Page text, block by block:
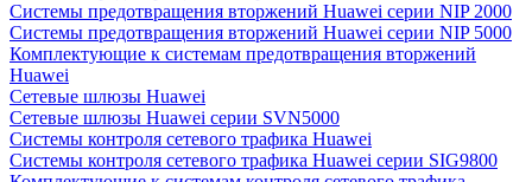
Системы предотвращения вторжений Huawei серии NIP 2000
Системы предотвращения вторжений Huawei серии NIP 5000
Комплектующие к системам предотвращения вторжений
Huawei
Сетевые шлюзы Huawei
Сетевые шлюзы Huawei серии SVN5000
Системы контроля сетевого трафика Huawei
Системы контроля сетевого трафика Huawei серии SIG9800